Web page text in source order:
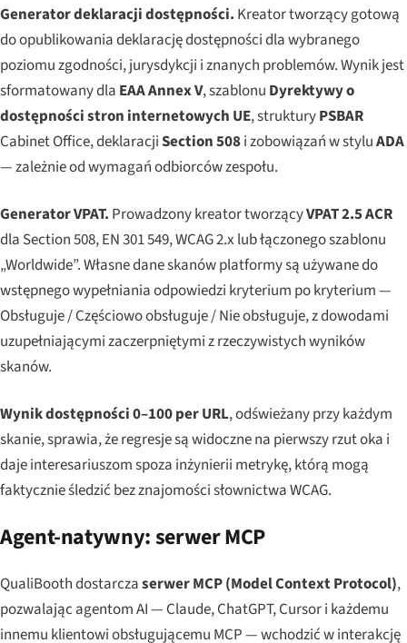
Generator deklaracji dostępności. Kreator tworzący gotową
do opublikowania deklarację dostępności dla wybranego
poziomu zgodności, jurysdykcji i znanych problemów. Wynik jest
sformatowany dla EAA Annex V, szablonu Dyrektywy o
dostępności stron internetowych UE, strukturyPSBAR
Cabinet Office, deklaracjiSection 508i zobowiązań w styluADA
— zależnie od wymagań odbiorców zespołu.
Generator VPAT. Prowadzony kreator tworzącyVPAT 2.5 ACR
dla Section 508, EN 301 549, WCAG 2.x lub łączonego szablonu
„Worldwide”. Własne dane skanów platformy są używane do
wstępnego wypełniania odpowiedzi kryterium po kryterium —
Obsługuje / Częściowo obsługuje / Nie obsługuje, z dowodami
uzupełniającymi zaczerpniętymi z rzeczywistych wyników
skanów.
Wynik dostępności 0–100 per URL, odświeżany przy każdym
skanie, sprawia, że regresje są widoczne na pierwszy rzut oka i
daje interesariuszom spoza inżynierii metrykę, którą mogą
faktycznie śledzić bez znajomości słownictwa WCAG.
Agent-natywny: serwer MCP
QualiBooth dostarczaserwer MCP (Model Context Protocol),
pozwalając agentom AI — Claude, ChatGPT, Cursor i każdemu
innemu klientowi obsługującemu MCP — wchodzić w interakcję